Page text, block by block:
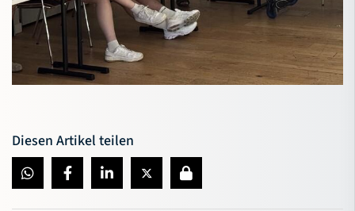
Diesen Artikel teilen